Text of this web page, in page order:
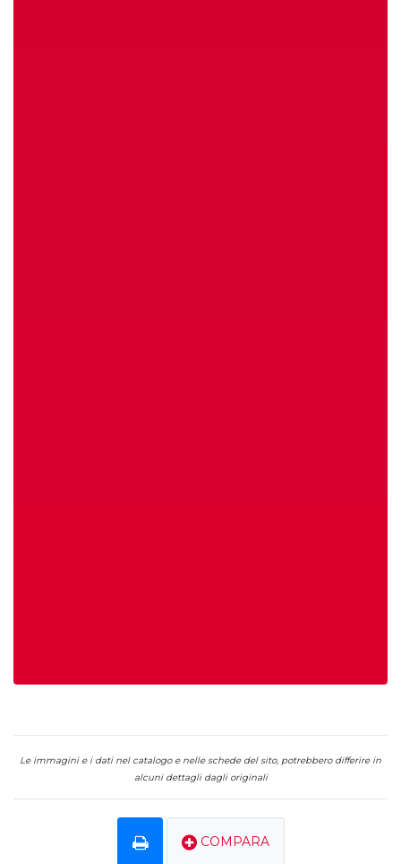
Le immagini e i dati nel catalogo e nelle schede del sito, potrebbero differire in
alcuni dettagli dagli originali
COMPARA